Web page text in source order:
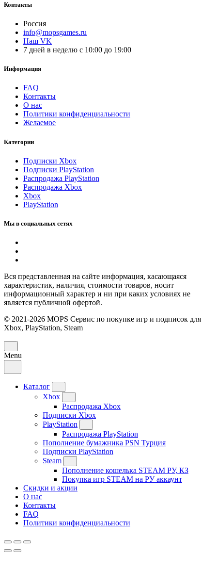
Контакты
Россия
info@mopsgames.ru
Наш VK
7 дней в неделю с 10:00 до 19:00
Информация
FAQ
Контакты
О нас
Политики конфиденциальности
Желаемое
Категории
Подписки Xbox
Подписки PlayStation
Распродажа PlayStation
Распродажа Xbox
Xbox
PlayStation
Мы в социальных сетях
Вся представленная на сайте информация, касающаяся
характеристик, наличия, стоимости товаров, носит
информационный характер и ни при каких условиях не
является публичной офертой.
© 2021-2026 MOPS Сервис по покупке игр и подписок для
Xbox, PlayStation, Steam
Menu
Каталог
Xbox
Распродажа Xbox
Подписки Xbox
PlayStation
Распродажа PlayStation
Пополнение бумажника PSN Турция
Подписки PlayStation
Steam
Пополнение кошелька STEAM РУ, КЗ
Покупка игр STEAM на РУ аккаунт
Скидки и акции
О нас
Контакты
FAQ
Политики конфиденциальности